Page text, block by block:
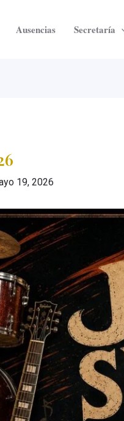
Ausencias Secretaría
19, 2026